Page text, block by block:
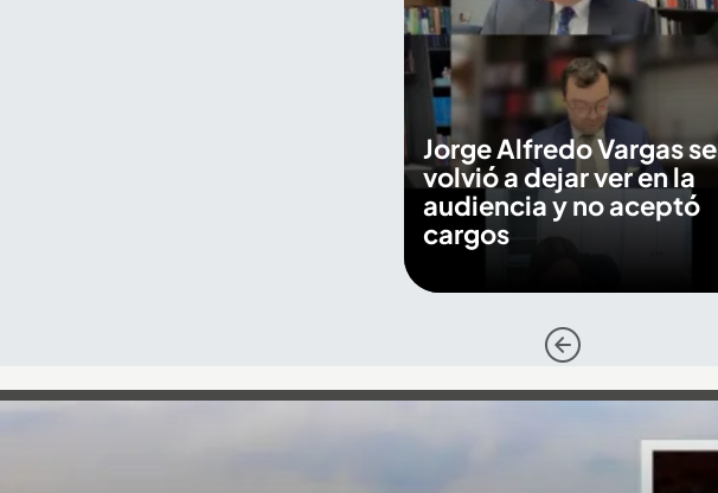
Jorge Alfredo Vargas se
volvió a dejar ver en la
audiencia y no aceptó
cargos